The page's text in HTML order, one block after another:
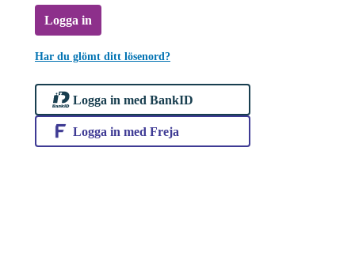
Logga in
Har du glömt ditt lösenord?
Logga in med BankID
Logga in med Freja